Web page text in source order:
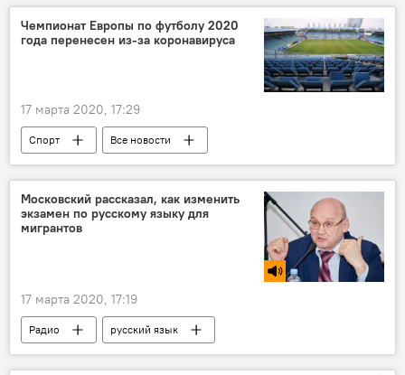
Чемпионат Европы по футболу 2020
года перенесен из-за коронавируса
17 марта 2020, 17:29
Спорт
Все новости
Коронавирус: опасное заболевание в России и мире
коронавирус
Московский рассказал, как изменить
экзамен по русскому языку для
мигрантов
17 марта 2020, 17:19
Радио
русский язык
Новости мигрантов из Центральной Азии в России